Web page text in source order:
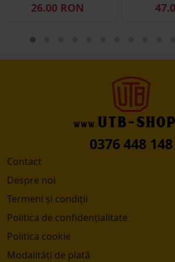
26.00 RON
0376 448 148
Contact
Despre noi
Termeni și condiții
Politica de confidențialitate
Politica cookie
Modalități de plată